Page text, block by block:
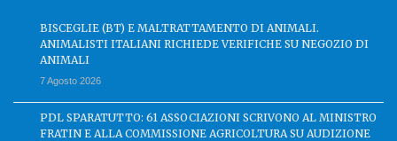
BISCEGLIE (BT) E MALTRATTAMENTO DI ANIMALI.
ANIMALISTI ITALIANI RICHIEDE VERIFICHE SU NEGOZIO DI
ANIMALI
7 Agosto 2026
PDL SPARATUTTO: 61 ASSOCIAZIONI SCRIVONO AL MINISTRO
FRATIN E ALLA COMMISSIONE AGRICOLTURA SU AUDIZIONE